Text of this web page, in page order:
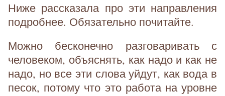
Ниже рассказала про эти направления
подробнее. Обязательно почитайте.
Можно бесконечно разговаривать с
человеком, объяснять, как надо и как не
надо, но все эти слова уйдут, как вода в
песок, потому что это работа на уровне